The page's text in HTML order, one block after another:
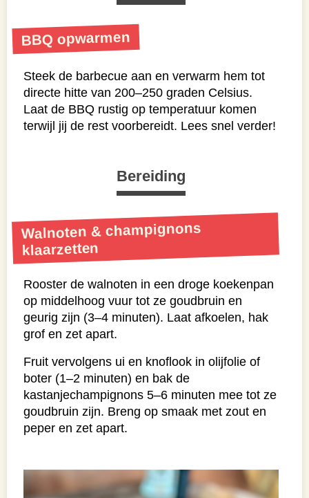
BBQ opwarmen
Steek de barbecue aan en verwarm hem tot
directe hitte van 200–250 graden Celsius.
Laat de BBQ rustig op temperatuur komen
terwijl jij de rest voorbereidt. Lees snel verder!
Bereiding
Walnoten & champignons
klaarzetten
Rooster de walnoten in een droge koekenpan
op middelhoog vuur tot ze goudbruin en
geurig zijn (3–4 minuten). Laat afkoelen, hak
grof en zet apart.
Fruit vervolgens ui en knoflook in olijfolie of
boter (1–2 minuten) en bak de
kastanjechampignons 5–6 minuten mee tot ze
goudbruin zijn. Breng op smaak met zout en
peper en zet apart.